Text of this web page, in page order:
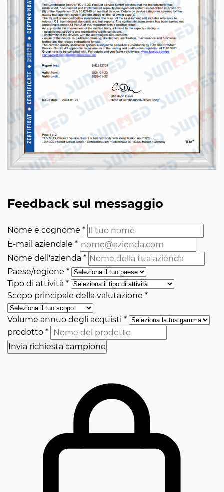
Feedback sul messaggio
Nome e cognome *
E-mail aziendale *
Nome dell'azienda *
Paese/regione *
Tipo di attività *
Scopo principale della valutazione *
Volume annuo degli acquisti *
prodotto *
Invia richiesta campione